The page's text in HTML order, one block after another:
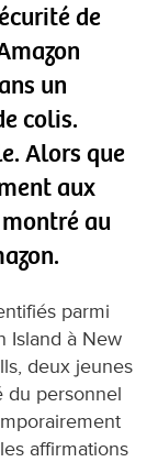
de
un
colis.
Alors que
aux
au
parmi
Island à New
deux jeunes
du personnel
affirmations